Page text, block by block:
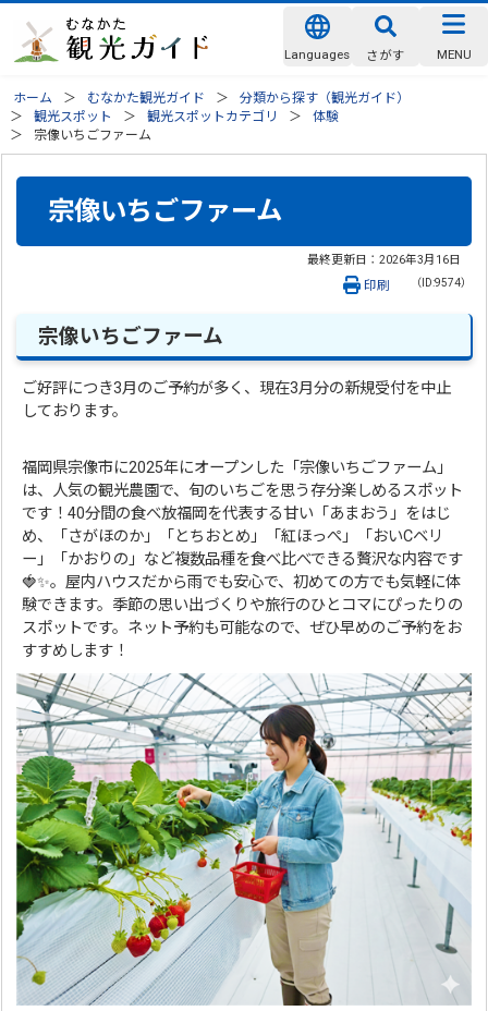
Languages さがす MENU
ホーム むなかた観光ガイド
分類から探す（観光ガイド）
観光スポット
観光スポットカテゴリ
体験
宗像いちごファーム
宗像いちごファーム
最終更新日： 2026年3月16日
（ID:9574）
印刷
宗像いちごファーム
ご好評につき3月のご予約が多く、現在3月分の新規受付を中止
しております。
福岡県宗像市に2025年にオープンした「宗像いちごファーム」
は、人気の観光農園で、旬のいちごを思う存分楽しめるスポット
です！40分間の食べ放福岡を代表する甘い「あまおう」をはじ
め、「さがほのか」「とちおとめ」「紅ほっぺ」「おいCベリ
ー」「かおりの」など複数品種を食べ比べできる贅沢な内容です
🍓✨。屋内ハウスだから雨でも安心で、初めての方でも気軽に体
験できます。季節の思い出づくりや旅行のひとコマにぴったりの
スポットです。ネット予約も可能なので、ぜひ早めのご予約をお
すすめします！